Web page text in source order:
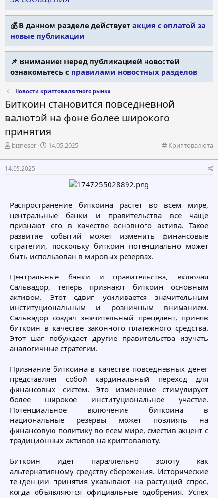
💰 В данном разделе действует акция с оплатой за
новые публикации
📌 Внимание! Перед публикацией новостей
ознакомьтесь с правилами новостных разделов
Новости криптовалютного рынка
Биткоин становится повседневной
валютой на фоне более широкого
принятия
К
т
и
я
Криптовалюта
А
т
о
м
ы
bizneser
Д
т
а
л
а
14.05.2025
14.05.2025
Распространение биткоина растет во всем мире,
центральные банки и правительства все чаще
признают его в качестве основного актива. Такое
развитие событий может изменить финансовые
стратегии, поскольку биткоин потенциально может
быть использован в мировых резервах.
Центральные банки и правительства, включая
Сальвадор, теперь признают биткоин основным
активом. Этот сдвиг усиливается значительным
институциональным и розничным вниманием.
Сальвадор создал значительный прецедент, приняв
биткоин в качестве законного платежного средства.
Этот шаг побуждает другие правительства изучать
аналогичные стратегии.
Признание биткоина в качестве повседневных денег
представляет собой кардинальный переход для
финансовых систем. Это изменение стимулирует
более широкое институциональное участие.
Потенциальное включение биткоина в
национальные резервы может повлиять на
финансовую политику во всем мире, сместив акцент с
традиционных активов на криптовалюту.
Биткоин идет параллельно золоту как
альтернативному средству сбережения. Исторические
тенденции принятия указывают на растущий спрос,
когда объявляются официальные одобрения. Успех